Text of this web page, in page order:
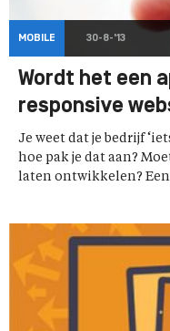
MOBILE 30-8-'13
Wordt het een
responsive
Je weet dat je bedrijf
hoe pak je dat aan?
laten ontwikkelen? Een